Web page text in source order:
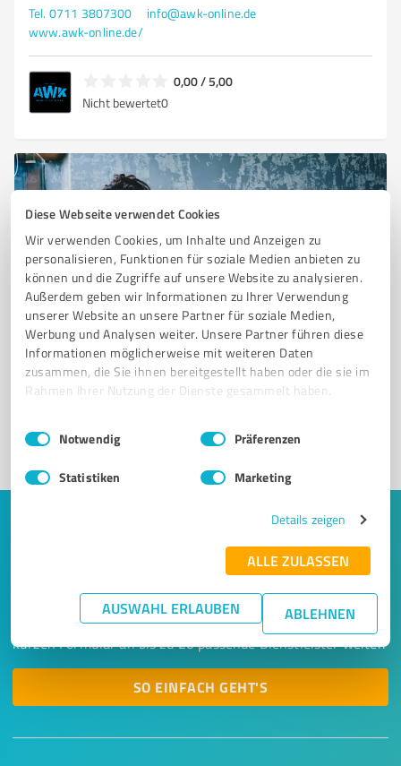
Diese Webseite verwendet Cookies
Wir verwenden Cookies, um Inhalte und Anzeigen zu
personalisieren, Funktionen für soziale Medien anbieten zu
können und die Zugriffe auf unsere Website zu analysieren.
Außerdem geben wir Informationen zu Ihrer Verwendung
unserer Website an unsere Partner für soziale Medien,
Werbung und Analysen weiter. Unsere Partner führen diese
Informationen möglicherweise mit weiteren Daten
zusammen, die Sie ihnen bereitgestellt haben oder die sie im
Rahmen Ihrer Nutzung der Dienste gesammelt haben.
Impressum Datenschutzbestimmungen
Einwilligungsauswahl
Notwendig Präferenzen
Statistiken Marketing
Details zeigen
ALLE ZULASSEN
AUSWAHL ERLAUBEN ABLEHNEN
Tel. 0711 3807300
info@awk-online.de
www.awk-online.de/
0,00 / 5,00
Nicht bewertet0
Sie möchten auch hier gelistet werden?
Registrieren Sie sich jetzt und werden Sie ein von
Kunden empfohlener ProvenExpert!
Keine Zeit für lange Recherchen und E-
Mails? Jetzt Angebote empfangen!
Lassen Sie sich einfach von passenden Experten in Ihrer
Nähe kontaktieren! Wir leiten Ihr Anliegen aus einem
kurzen Formular an bis zu 20 passende Dienstleister weiter.
SO EINFACH GEHT'S